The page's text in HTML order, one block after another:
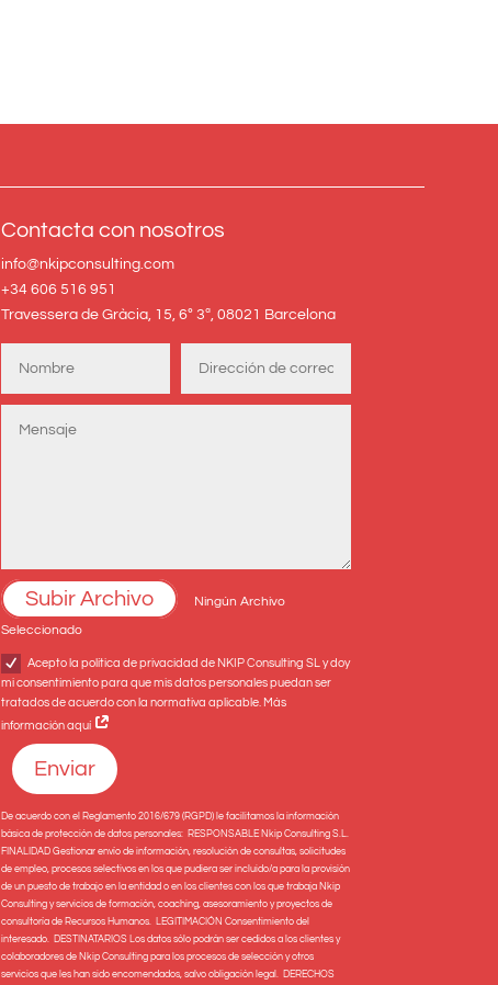
Contacta con nosotros
info@nkipconsulting.com
+34 606 516 951
Travessera de Gràcia, 15, 6º 3ª, 08021 Barcelona
Subir Archivo
Ningún Archivo
Seleccionado
Acepto la política de privacidad de NKIP Consulting SL y doy
mi consentimiento para que mis datos personales puedan ser
tratados de acuerdo con la normativa aplicable. Más
información aquí
Enviar
De acuerdo con el Reglamento 2016/679 (RGPD) le facilitamos la información
básica de protección de datos personales: RESPONSABLE Nkip Consulting S.L.
FINALIDAD Gestionar envío de información, resolución de consultas, solicitudes
de empleo, procesos selectivos en los que pudiera ser incluido/a para la provisión
de un puesto de trabajo en la entidad o en los clientes con los que trabaja Nkip
Consulting y servicios de formación, coaching, asesoramiento y proyectos de
consultoría de Recursos Humanos. LEGITIMACIÓN Consentimiento del
interesado. DESTINATARIOS Los datos sólo podrán ser cedidos a los clientes y
colaboradores de Nkip Consulting para los procesos de selección y otros
servicios que les han sido encomendados, salvo obligación legal. DERECHOS